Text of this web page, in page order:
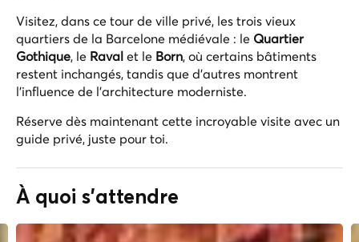
Visitez, dans ce tour de ville privé, les trois vieux
quartiers de la Barcelone médiévale : le Quartier
Gothique, le Raval et le Born, où certains bâtiments
restent inchangés, tandis que d'autres montrent
l'influence de l'architecture moderniste.
Réserve dès maintenant cette incroyable visite avec un
guide privé, juste pour toi.
À quoi s'attendre